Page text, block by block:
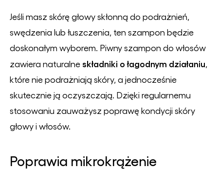
Jeśli masz skórę głowy skłonną do podrażnień,
swędzenia lub łuszczenia, ten szampon będzie
doskonałym wyborem. Piwny szampon do włosów
zawiera naturalne składniki o łagodnym działaniu
które nie podrażniają skóry, a jednocześnie
skutecznie ją oczyszczają. Dzięki regularnemu
stosowaniu zauważysz poprawę kondycji skóry
głowy i włosów.
Poprawia mikrokrążenie